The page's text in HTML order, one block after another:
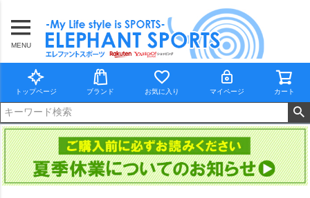
MENU
トップページ ブランド お気に入り マイページ カート